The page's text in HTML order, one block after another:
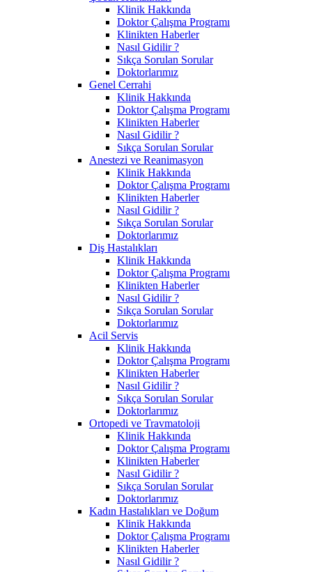
Klinik Hakkında
Doktor Çalışma Programı
Klinikten Haberler
Nasıl Gidilir ?
Sıkça Sorulan Sorular
Doktorlarımız
Genel Cerrahi
Klinik Hakkında
Doktor Çalışma Programı
Klinikten Haberler
Nasıl Gidilir ?
Sıkça Sorulan Sorular
Anestezi ve Reanimasyon
Klinik Hakkında
Doktor Çalışma Programı
Klinikten Haberler
Nasıl Gidilir ?
Sıkça Sorulan Sorular
Doktorlarımız
Diş Hastalıkları
Klinik Hakkında
Doktor Çalışma Programı
Klinikten Haberler
Nasıl Gidilir ?
Sıkça Sorulan Sorular
Doktorlarımız
Acil Servis
Klinik Hakkında
Doktor Çalışma Programı
Klinikten Haberler
Nasıl Gidilir ?
Sıkça Sorulan Sorular
Doktorlarımız
Ortopedi ve Travmatoloji
Klinik Hakkında
Doktor Çalışma Programı
Klinikten Haberler
Nasıl Gidilir ?
Sıkça Sorulan Sorular
Doktorlarımız
Kadın Hastalıkları ve Doğum
Klinik Hakkında
Doktor Çalışma Programı
Klinikten Haberler
Nasıl Gidilir ?